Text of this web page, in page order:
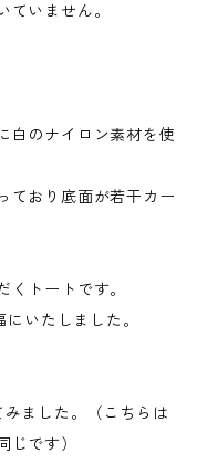
いません。
白のナイロン素材を使
ており底面が若干カー
トートです。
いたしました。
ました。（こちらは
です）